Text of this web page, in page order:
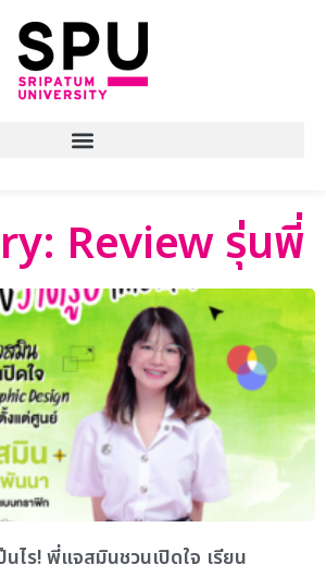
Review รุ่นพี่
นไร! พี่แจสมินชวนเปิดใจ เรียน